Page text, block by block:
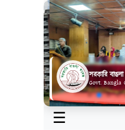
সরকারি
Govt. Bangla
☰